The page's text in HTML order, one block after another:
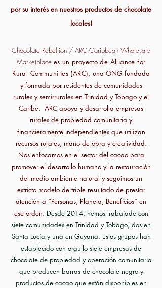
por su interés en nuestros productos de chocolate
locales!
Chocolate Rebellion / ARC Caribbean Wholesale
Marketplace es un proyecto de Alliance for
Rural Communities (ARC), una ONG fundada
y formada por residentes de comunidades
rurales y semirrurales en Trinidad y Tobago y el
Caribe. ARC apoya y desarrolla empresas
rurales de propiedad comunitaria y
financieramente independientes que utilizan
recursos rurales, mano de obra y creatividad.
Nos enfocamos en el sector del cacao para
promover el desarrollo humano y la restauración
del medio ambiente natural y seguimos un
estricto modelo de triple resultado de prestar
atención a “Personas, Planeta, Beneficios” en
ese orden. Desde 2014, hemos trabajado con
siete comunidades en Trinidad y Tobago, dos en
Santa Lucía y una en Guyana. Estos grupos han
establecido con orgullo siete empresas de
chocolate de propiedad y operación comunitaria
que producen barras de chocolate negro y
productos de cacao que están disponibles en